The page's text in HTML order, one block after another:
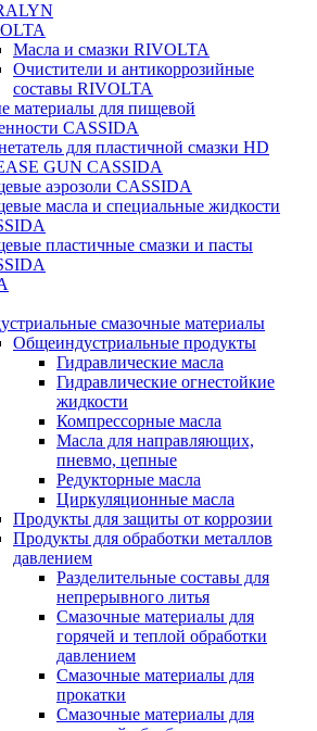
Масла и смазки RIVOLTA
Очистители и антикоррозийные
составы RIVOLTA
материалы для пищевой
CASSIDA
для пластичной смазки HD
GUN CASSIDA
аэрозоли CASSIDA
масла и специальные жидкости
пластичные смазки и пасты
смазочные материалы
Общеиндустриальные продукты
Гидравлические масла
Гидравлические огнестойкие
жидкости
Компрессорные масла
Масла для направляющих,
пневмо, цепные
Редукторные масла
Циркуляционные масла
Продукты для защиты от коррозии
Продукты для обработки металлов
давлением
Разделительные составы для
непрерывного литья
Смазочные материалы для
горячей и теплой обработки
давлением
Смазочные материалы для
прокатки
Смазочные материалы для